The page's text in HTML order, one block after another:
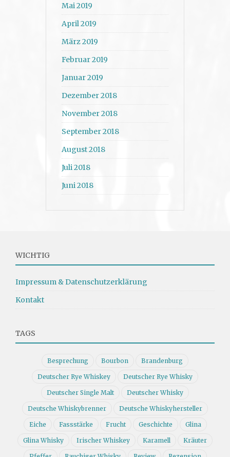
Mai 2019
April 2019
März 2019
Februar 2019
Januar 2019
Dezember 2018
November 2018
September 2018
August 2018
Juli 2018
Juni 2018
WICHTIG
Impressum & Datenschutzerklärung
Kontakt
TAGS
Besprechung Bourbon Brandenburg
Deutscher Rye Whiskey Deutscher Rye Whisky
Deutscher Single Malt Deutscher Whisky
Deutsche Whiskybrenner Deutsche Whiskyhersteller
Eiche Fassstärke Frucht Geschichte Glina
Glina Whisky Irischer Whiskey Karamell Kräuter